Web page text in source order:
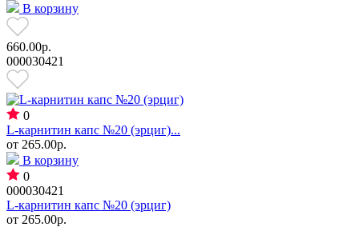
В корзину
660.00р.
000030421
0
L-карнитин капс №20 (эрциг)...
от 265.00р.
В корзину
0
000030421
L-карнитин капс №20 (эрциг)
от 265.00р.